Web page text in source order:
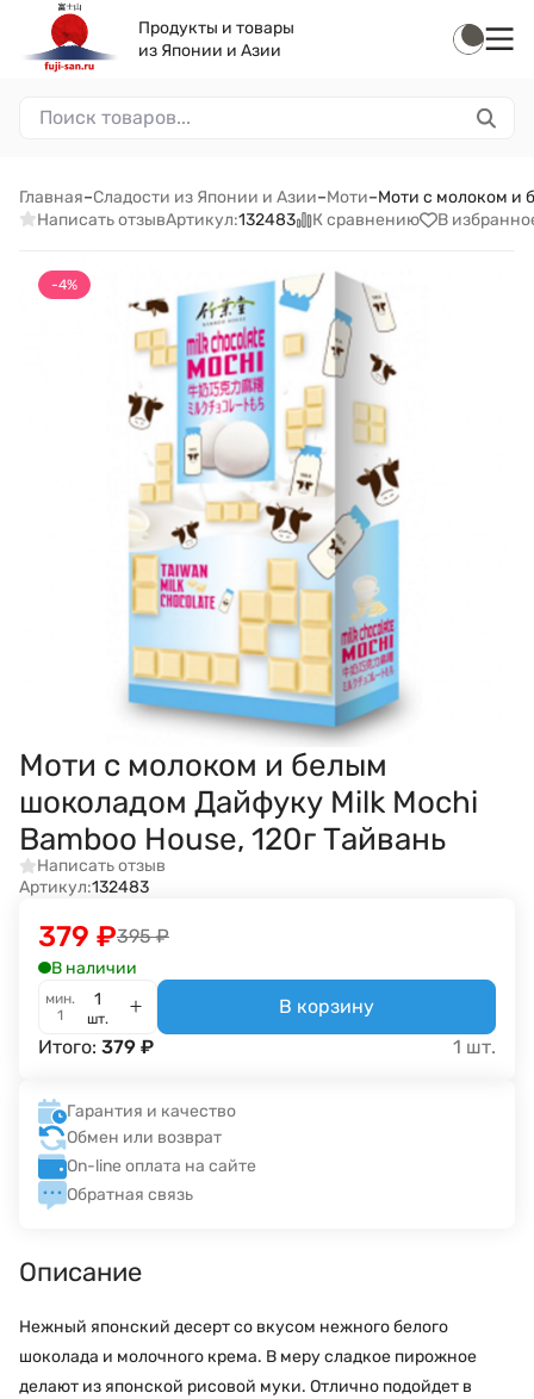
Продукты и товары
из Японии и Азии
Главная–Сладости из Японии и Азии–Моти–Моти с молоком и
Написать отзывАртикул:132483 К сравнению В
-4%
Моти с молоком и белым
шоколадом Дайфуку Milk Mochi
Bamboo House, 120г Тайвань
Написать отзыв
Артикул:132483
395 ₽
379 ₽
В наличии
мин.
1
шт.
В корзину
Итого: 379 ₽ 1 шт.
Гарантия и качество
Обмен или возврат
On-line оплата на сайте
Обратная связь
Описание
Нежный японский десерт со вкусом нежного белого
шоколада и молочного крема. В меру сладкое пирожное
делают из японской рисовой муки. Отлично подойдет в